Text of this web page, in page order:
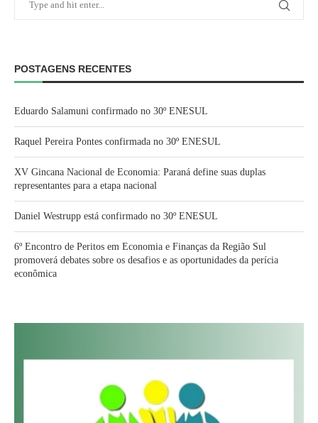
POSTAGENS RECENTES
Eduardo Salamuni confirmado no 30º ENESUL
Raquel Pereira Pontes confirmada no 30º ENESUL
XV Gincana Nacional de Economia: Paraná define suas duplas
representantes para a etapa nacional
Daniel Westrupp está confirmado no 30º ENESUL
6º Encontro de Peritos em Economia e Finanças da Região Sul
promoverá debates sobre os desafios e as oportunidades da perícia
econômica